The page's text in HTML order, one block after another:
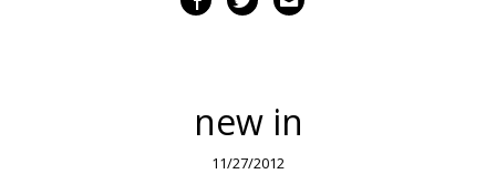
new in
11/27/2012